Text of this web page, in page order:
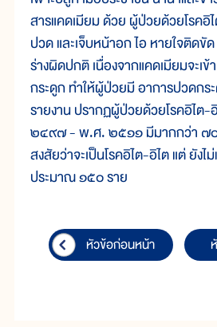
สารแคดเมียม ด้วย ผู้ป่วยด้วยโรคอิ
ปวด และเจ็บหน้าอก ไอ หายใจติดขั
ร่างผิดปกติ เนื่องจากแคดเมียมจะเข้
กระดูก ทำให้ผู้ป่วยมี อาการปวดกร
รายงาน ปรากฏผู้ป่วยด้วยโรคอิไต-
๒๔๙๗ - พ.ศ. ๒๕๑๑ มีมากกว่า ๗๐
สงสัยว่าจะเป็นโรคอิไต-อิไต แต่ ยัง
ประมาณ ๑๕๐ ราย
หัวข้อก่อนหน้า